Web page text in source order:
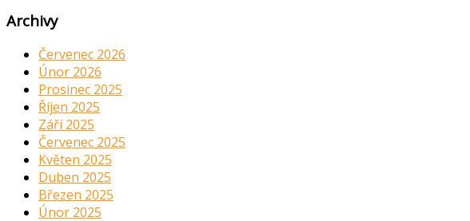
Archivy
Červenec 2026
Únor 2026
Prosinec 2025
Říjen 2025
Září 2025
Červenec 2025
Květen 2025
Duben 2025
Březen 2025
Únor 2025